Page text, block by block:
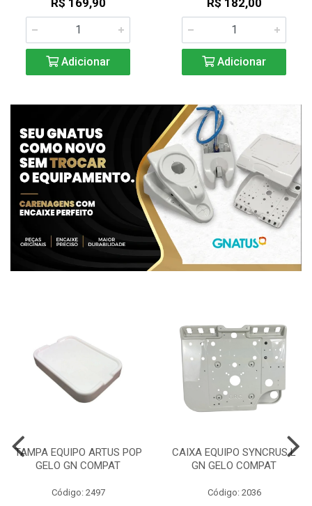
R$ 169,90
Adicionar
R$ 182,00
Adicionar
TAMPA EQUIPO ARTUS POP
GELO GN COMPAT
Código: 2497
CAIXA EQUIPO SYNCRUS L
GN GELO COMPAT
Código: 2036